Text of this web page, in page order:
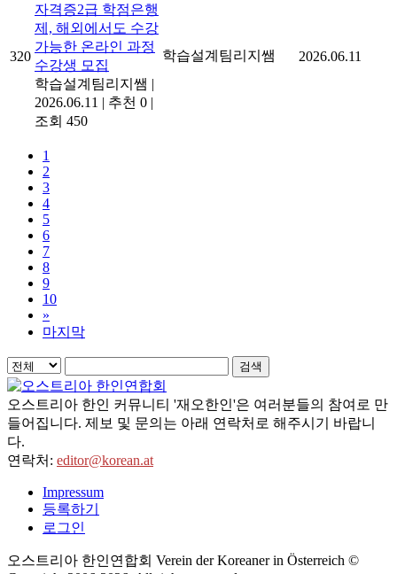
320
자격증2급 학점은행
제, 해외에서도 수강
가능한 온라인 과정
수강생 모집
학습설계팀리지쌤 |
2026.06.11 | 추천 0 |
조회 450
학습설계팀리지쌤 2026.06.11
1
2
3
4
5
6
7
8
9
10
»
마지막
검색
오스트리아 한인 커뮤니티 '재오한인'은 여러분들의 참여로 만
들어집니다. 제보 및 문의는 아래 연락처로 해주시기 바랍니
다.
연락처: editor@korean.at
Impressum
등록하기
로그인
오스트리아 한인연합회 Verein der Koreaner in Österreich ©